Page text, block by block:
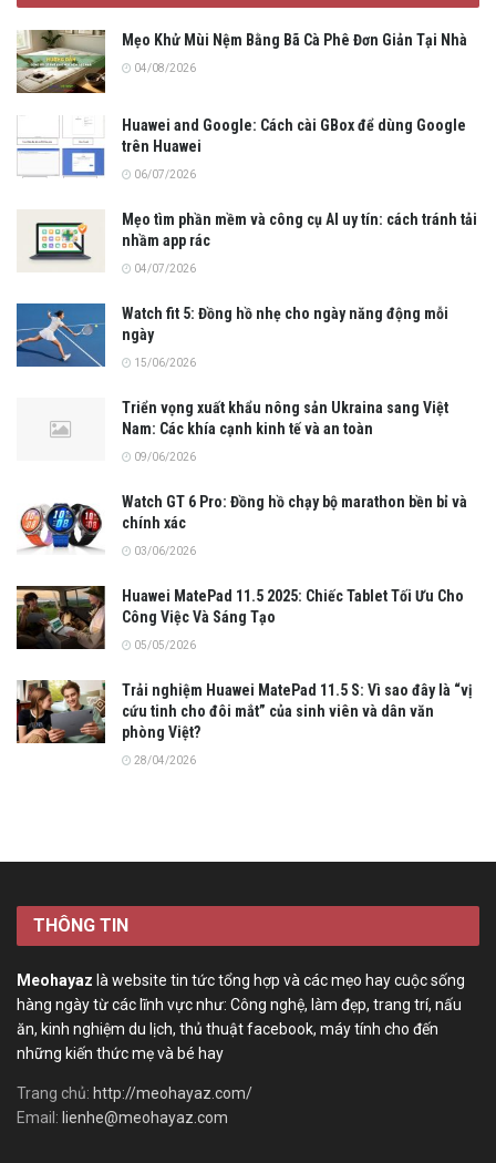
Mẹo Khử Mùi Nệm Bằng Bã Cà Phê Đơn Giản Tại Nhà
04/08/2026
Huawei and Google: Cách cài GBox để dùng Google
trên Huawei
06/07/2026
Mẹo tìm phần mềm và công cụ AI uy tín: cách tránh tải
nhầm app rác
04/07/2026
Watch fit 5: Đồng hồ nhẹ cho ngày năng động mỗi
ngày
15/06/2026
Triển vọng xuất khẩu nông sản Ukraina sang Việt
Nam: Các khía cạnh kinh tế và an toàn
09/06/2026
Watch GT 6 Pro: Đồng hồ chạy bộ marathon bền bỉ và
chính xác
03/06/2026
Huawei MatePad 11.5 2025: Chiếc Tablet Tối Ưu Cho
Công Việc Và Sáng Tạo
05/05/2026
Trải nghiệm Huawei MatePad 11.5 S: Vì sao đây là “vị
cứu tinh cho đôi mắt” của sinh viên và dân văn
phòng Việt?
28/04/2026
THÔNG TIN
Meohayaz là website tin tức tổng hợp và các mẹo hay cuộc sống
hàng ngày từ các lĩnh vực như: Công nghệ, làm đẹp, trang trí, nấu
ăn, kinh nghiệm du lịch, thủ thuật facebook, máy tính cho đến
những kiến thức mẹ và bé hay
Trang chủ: http://meohayaz.com/
Email: lienhe@meohayaz.com